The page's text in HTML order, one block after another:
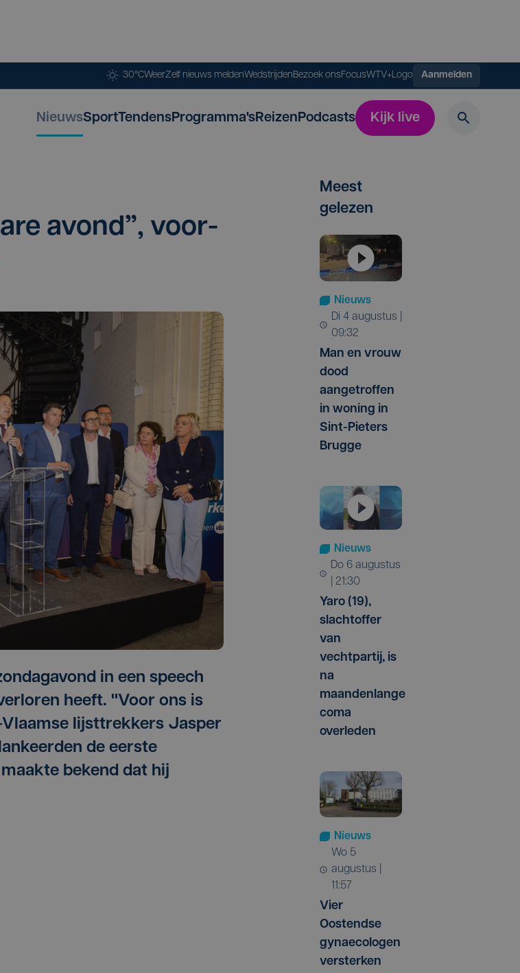
30°CWeerZelf nieuws meldenWedstrijdenBezoek onsFocusWTV+Logo Aanmelden
NieuwsSportTendensProgramma'sReizenPodcasts Kijk live
avond”, voor­
in een speech
heeft. "Voor ons is
lijsttrekkers Jasper
de eerste
bekend dat hij
Meest
gelezen
Nieuws
di 4 augustus |
09:32
Man en vrouw
dood
aangetroffen
in woning in
Sint-Pieters
Brugge
Nieuws
do 6 augustus
| 21:30
Yaro (19),
slachtoffer
van
vechtpartij, is
na
maandenlange
coma
overleden
Nieuws
wo 5
augustus |
11:57
Vier
Oostendse
gynaecologen
versterken